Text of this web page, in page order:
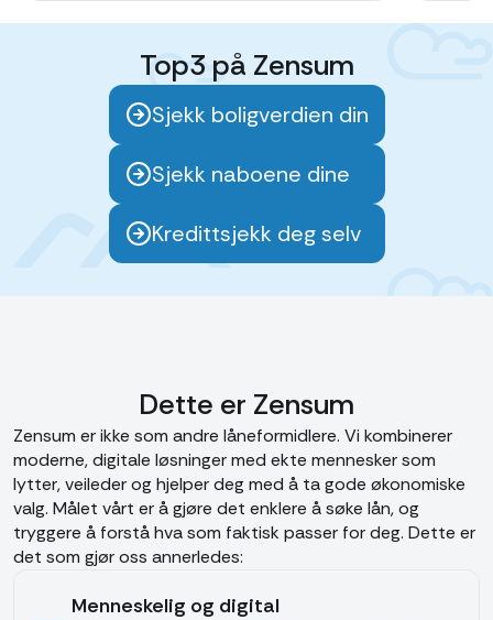
Top3 på Zensum
Sjekk boligverdien din
Sjekk naboene dine
Kredittsjekk deg selv
Dette er Zensum
Zensum er ikke som andre låneformidlere. Vi kombinerer
moderne, digitale løsninger med ekte mennesker som
lytter, veileder og hjelper deg med å ta gode økonomiske
valg. Målet vårt er å gjøre det enklere å søke lån, og
tryggere å forstå hva som faktisk passer for deg. Dette er
det som gjør oss annerledes:
Menneskelig og digital